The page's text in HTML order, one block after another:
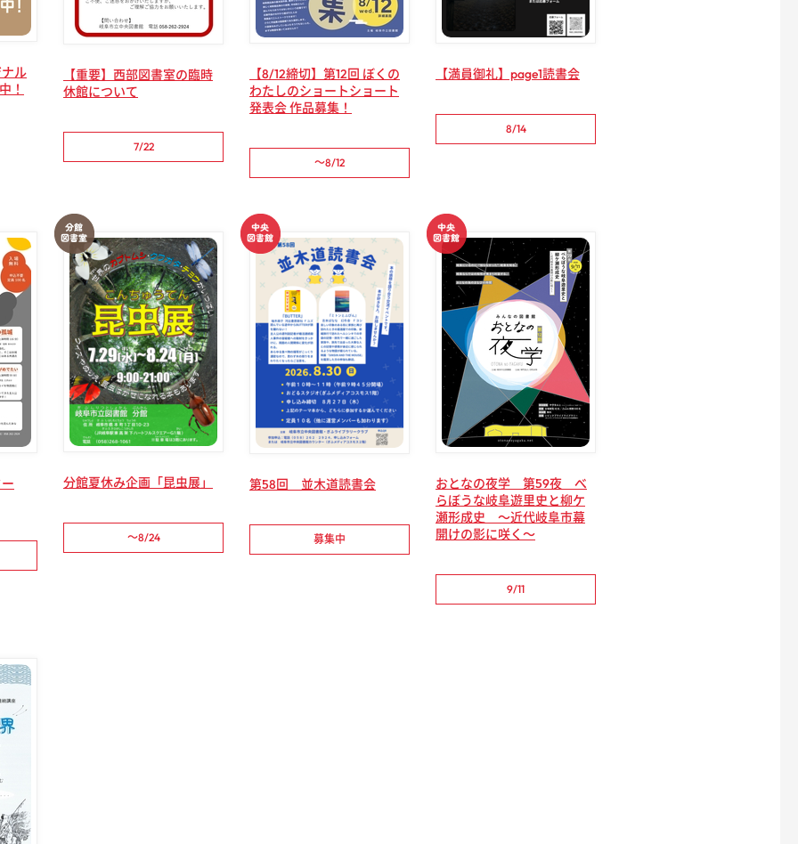
ル
！
【重要】西部図書室の臨時
休館について
7/22
【8/12締切】第12回 ぼくの
わたしのショートショート
発表会 作品募集！
～8/12
【満員御礼】page1読書会
8/14
分館夏休み企画「昆虫展」
～8/24
第58回 並木道読書会
募集中
おとなの夜学 第59夜 べ
らぼうな岐阜遊里史と柳ケ
瀬形成史 ～近代岐阜市幕
開けの影に咲く～
9/11